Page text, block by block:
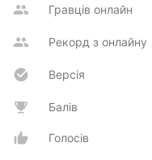
Гравців онлайн
Рекорд з онлайну
Версія
Балів
Голосів